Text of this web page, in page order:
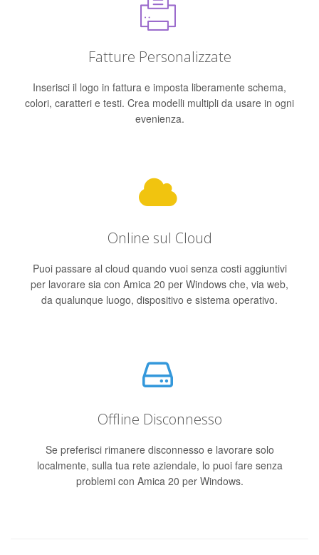
Fatture Personalizzate
Inserisci il logo in fattura e imposta liberamente schema,
colori, caratteri e testi. Crea modelli multipli da usare in ogni
evenienza.
Online sul Cloud
Puoi passare al cloud quando vuoi senza costi aggiuntivi
per lavorare sia con Amica 20 per Windows che, via web,
da qualunque luogo, dispositivo e sistema operativo.
Offline Disconnesso
Se preferisci rimanere disconnesso e lavorare solo
localmente, sulla tua rete aziendale, lo puoi fare senza
problemi con Amica 20 per Windows.